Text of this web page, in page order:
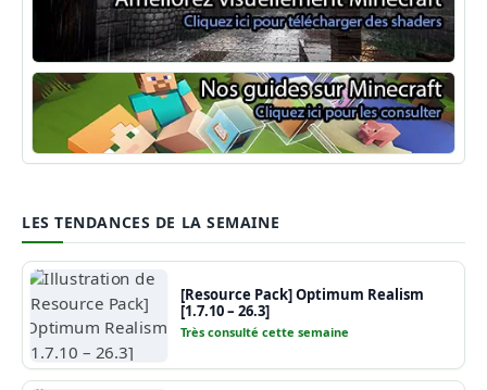
Shaders Minecraft
Guide Minecraft
LES TENDANCES DE LA SEMAINE
[Resource Pack] Optimum Realism
[1.7.10 – 26.3]
Très consulté cette semaine